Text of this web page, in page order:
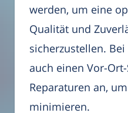
werden, um eine
Qualität und
sicherzustellen.
auch einen Vor-
Reparaturen an,
minimieren.